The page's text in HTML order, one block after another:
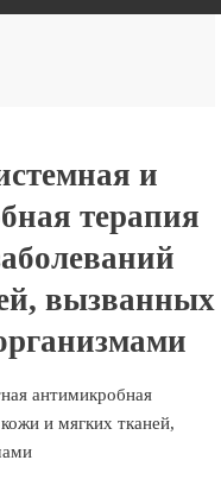
и
терапия
вызванных
антимикробная
и мягких тканей,